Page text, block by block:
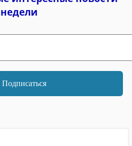
недели